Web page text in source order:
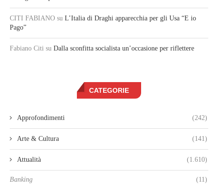
CITI FABIANO su L’Italia di Draghi apparecchia per gli Usa “E io
Pago”
Fabiano Citi su Dalla sconfitta socialista un’occasione per riflettere
CATEGORIE
Approfondimenti (242)
Arte & Cultura (141)
Attualità (1.610)
Banking (11)